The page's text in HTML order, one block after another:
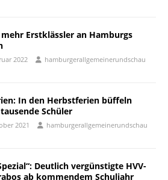
Erstklässler an Hamburgs
2022 hamburgerallgemeinerundschau
In den Herbstferien büffeln
Schüler
2021 hamburgerallgemeinerundschau
Deutlich vergünstigte HVV-
ab kommendem Schuljahr